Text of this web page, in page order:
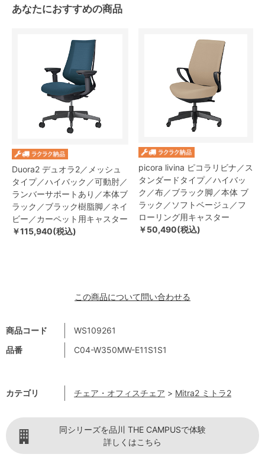
商品コード
WS109261
品番
C04-W350MW-E11S1S1
カテゴリ チェア・オフィスチェア > Mitra2 ミトラ2
あなたにおすすめの商品
Duora2 デュオラ2／メッシュ
タイプ／ハイバック／可動肘／
ランバーサポートあり／本体ブ
ラック／ブラック樹脂脚／ネイ
ビー／カーペット用キャスター
￥115,940(税込)
picora livina ピコラリビナ／ス
タンダードタイプ／ハイバッ
ク／布／ブラック脚／本体 ブ
ラック／ソフトベージュ／フ
ローリング用キャスター
￥50,490(税込)
この商品について問い合わせる
同シリーズを品川 THE CAMPUSで体験
詳しくはこちら